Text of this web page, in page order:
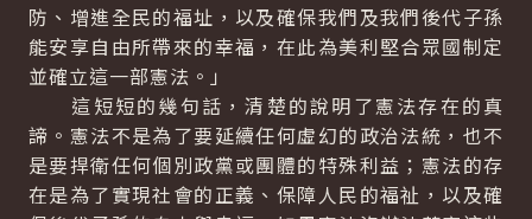
防、增進全民的福址，以及確保我們及我們後代子孫
能安享自由所帶來的幸福，在此為美利堅合眾國制定
並確立這一部憲法。」
這短短的幾句話，清楚的說明了憲法存在的真
諦。憲法不是為了要延續任何虛幻的政治法統，也不
是要捍衛任何個別政黨或團體的特殊利益；憲法的存
在是為了實現社會的正義、保障人民的福祉，以及確